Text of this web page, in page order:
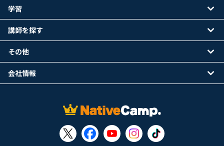
学習
講師を探す
その他
会社情報